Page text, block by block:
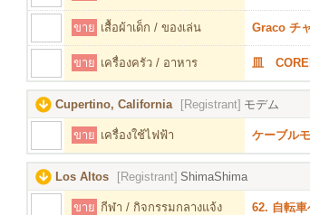
ขาย เสื้อผ้าเด็ก / ของเล่น Graco チ
ขาย เครื่องครัว / อาหาร 皿
Cupertino, California [Registrant] モデム
ขาย เครื่องใช้ไฟฟ้า ケーブル
Los Altos [Registrant] ShimaShima
ขาย กีฬา / กิจกรรมกลางแจ้ง 62. 自転車